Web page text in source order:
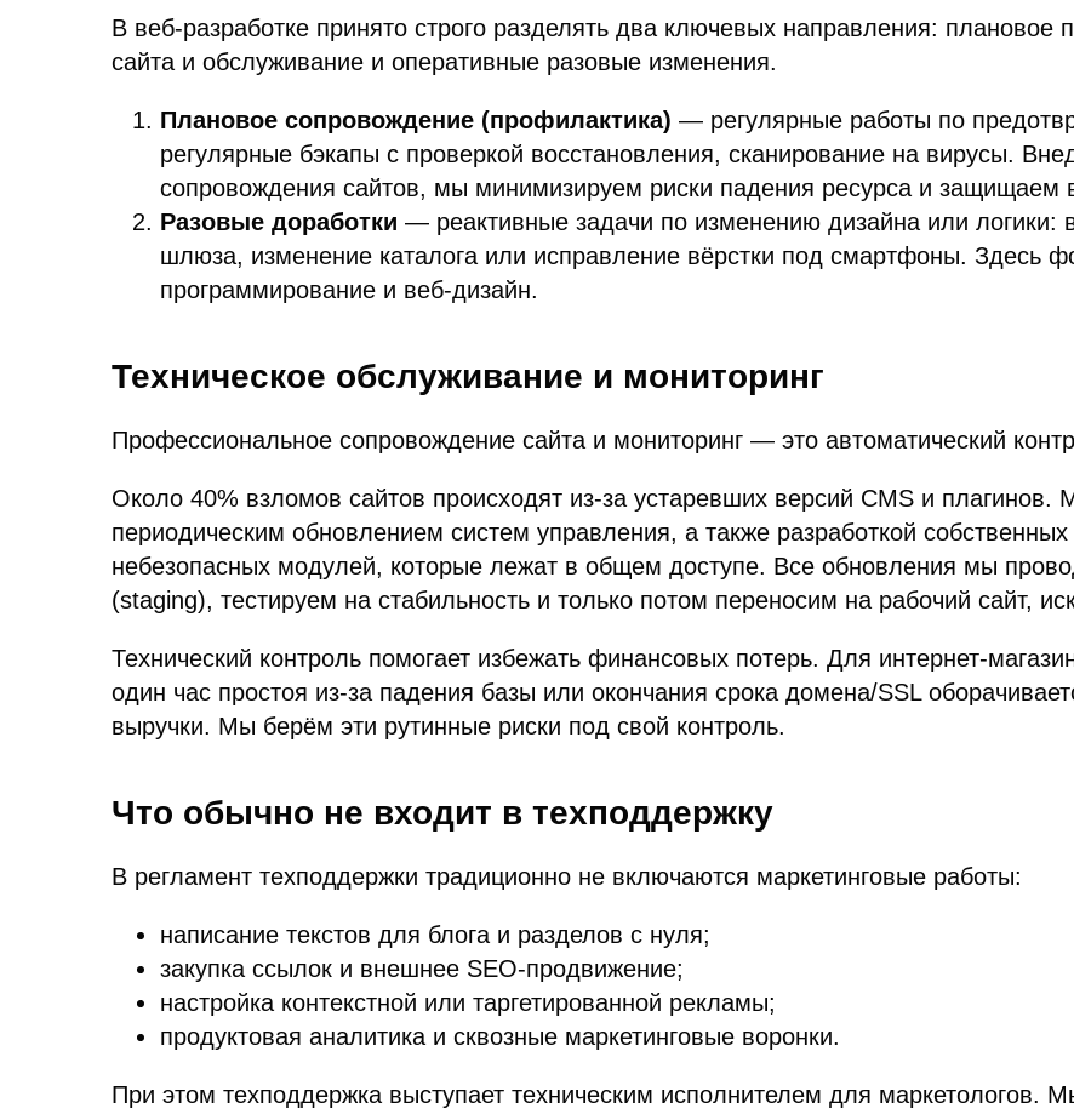
В веб-разработке принято строго разделять два ключевых направления: плановое
сайта и обслуживание и оперативные разовые изменения.
Плановое сопровождение (профилактика) — регулярные работы по
регулярные бэкапы с проверкой восстановления, сканирование на вирусы.
сопровождения сайтов, мы минимизируем риски падения ресурса и защищаем
Разовые доработки — реактивные задачи по изменению дизайна или логики:
шлюза, изменение каталога или исправление вёрстки под смартфоны. Здесь
программирование и веб-дизайн.
Техническое обслуживание и мониторинг
Профессиональное сопровождение сайта и мониторинг — это автоматический
Около 40% взломов сайтов происходят из-за устаревших версий CMS и
периодическим обновлением систем управления, а также разработкой
небезопасных модулей, которые лежат в общем доступе. Все обновления мы
(staging), тестируем на стабильность и только потом переносим на рабочий сайт,
Технический контроль помогает избежать финансовых потерь. Для интернет-
один час простоя из-за падения базы или окончания срока домена/SSL
выручки. Мы берём эти рутинные риски под свой контроль.
Что обычно не входит в техподдержку
В регламент техподдержки традиционно не включаются маркетинговые работы:
написание текстов для блога и разделов с нуля;
закупка ссылок и внешнее SEO-продвижение;
настройка контекстной или таргетированной рекламы;
продуктовая аналитика и сквозные маркетинговые воронки.
При этом техподдержка выступает техническим исполнителем для маркетологов.